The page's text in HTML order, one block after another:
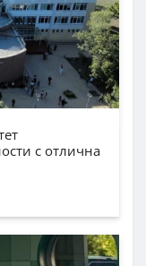
с отлична